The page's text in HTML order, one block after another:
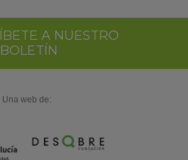
A NUESTRO
BOLETÍN
Una web de: